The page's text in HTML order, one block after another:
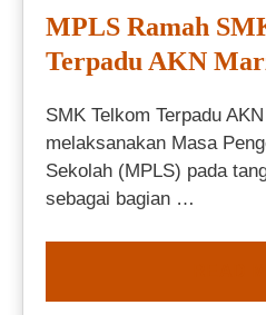
MPLS Ramah
Terpadu AKN
SMK Telkom Terpadu
melaksanakan Masa
Sekolah (MPLS) pada
sebagai bagian …